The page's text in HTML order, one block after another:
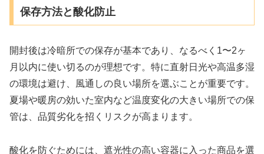
保存方法と酸化防止
開封後は冷暗所での保存が基本であり、なるべく1〜2ヶ
月以内に使い切るのが理想です。特に直射日光や高温多湿
の環境は避け、風通しの良い場所を選ぶことが重要です。
夏場や暖房の効いた室内など温度変化の大きい場所での保
管は、品質劣化を招くリスクが高まります。
酸化を防ぐためには、遮光性の高い容器に入った商品を選